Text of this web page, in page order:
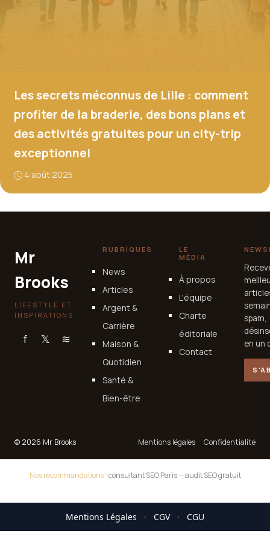
Les secrets méconnus de Lille : comment
profiter de la braderie, des bons plans et
des activités gratuites pour un city-trip
exceptionnel
4 août 2025
Mr
Brooks
LIFESTYLE ET
INSPIRATIONS
f 𝕏 ≋
RUBRIQUES
News
Articles
Argent &
Carrière
Maison &
Quotidien
Santé &
Bien-être
LE
MÉDIA
À propos
L'équipe
Charte
éditoriale
Contact
spam,
en un
© 2026 Mr Brooks Mentions légales Confidentialité
Nos recommandations :consultant SEO Paris—audit SEO gratuit
Mentions Légales · CGV · CGU